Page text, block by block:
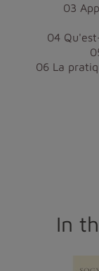
03
04
06 La
In